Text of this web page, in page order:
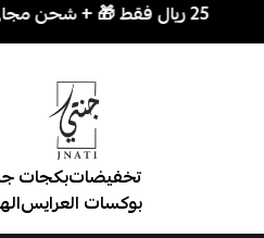
تخفيضاتبكجات
بوكسات العرايس